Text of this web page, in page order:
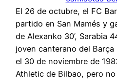
El 26 de octubre, el FC
partido en San Mamés y
de Alexanko 30’, Sarabia
joven canterano del Barça
el 30 de noviembre de
Athletic de Bilbao, pero